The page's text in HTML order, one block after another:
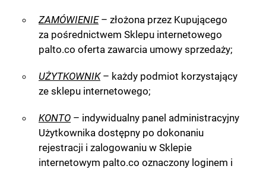
ZAMÓWIENIE– złożona przez Kupującego
za pośrednictwem Sklepu internetowego
palto.co oferta zawarcia umowy sprzedaży;
UŻYTKOWNIK– każdy podmiot korzystający
ze sklepu internetowego;
KONTO – indywidualny panel administracyjny
Użytkownika dostępny po dokonaniu
rejestracji i zalogowaniu w Sklepie
internetowym palto.co oznaczony loginem i